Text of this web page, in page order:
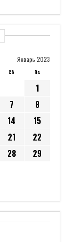
Январь 2023
Сб Вс
1
7
8
14
15
21
22
28
29